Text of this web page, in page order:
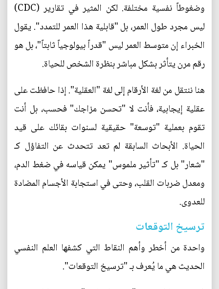
وضغوطاً نفسية مختلفة. لكن المثير في تقارير (CDC)
ليس مجرد طول العمر، بل "قابلية هذا العمر للتمدد". يقول
الخبراء إن متوسط العمر ليس "قدراً بيولوجياً ثابتاً"، بل هو
رقم مرن يتأثر بشكل مباشر بنظرة الشخص للحياة.
هنا ننتقل من لغة الأرقام إلى لغة "العقلية". إذا حافظت على
عقلية إيجابية، فأنت لا "تحسن مزاجك" فحسب، بل أنت
تقوم بعملية "توسعة" حقيقية لسنوات بقائك على قيد
الحياة. الأبحاث السابقة لم تعد تتحدث عن التفاؤل كـ
"شعار" بل كـ "تأثير ملموس" يمكن قياسه في ضغط الدم،
ومعدل ضربات القلب، وحتى في استجابة الأجسام المضادة
للعدوى.
ترسيخ التوقعات
واحدة من أخطر وأهم النقاط التي كشفها العلم النفسي
الحديث هي ما يُعرف بـ "ترسيخ التوقعات".